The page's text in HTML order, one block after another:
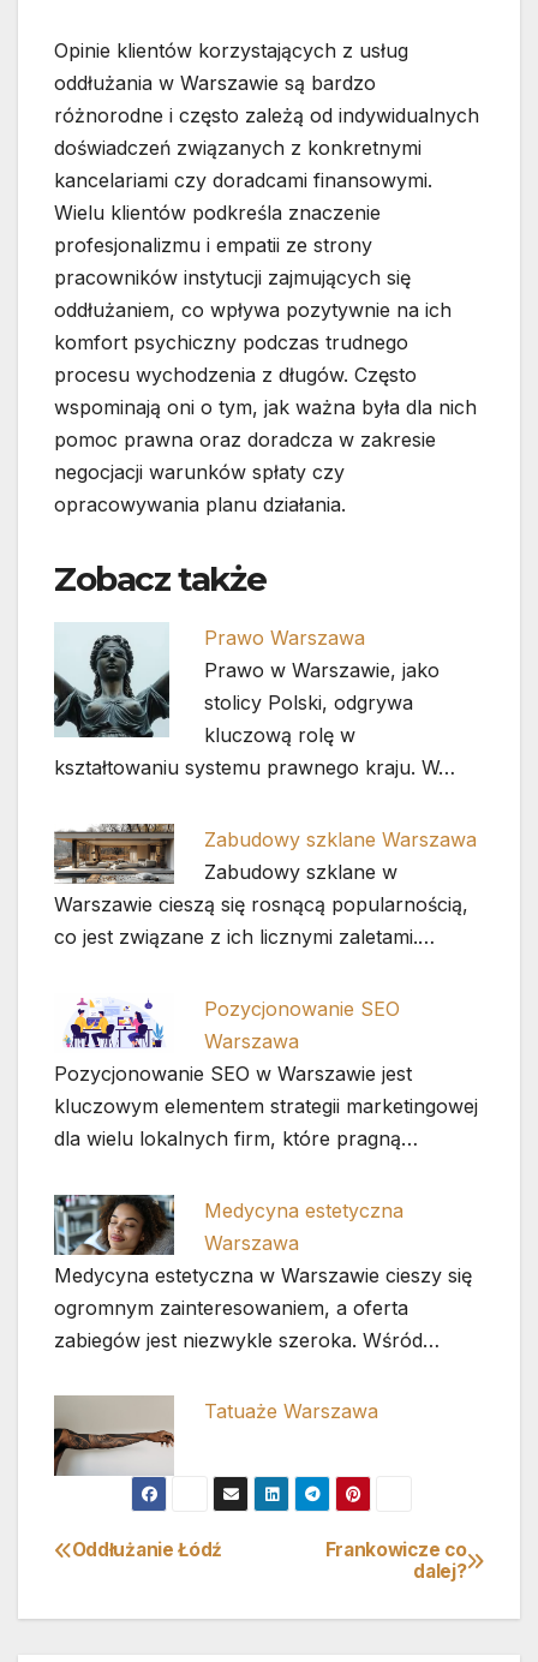
Opinie klientów korzystających z usług
oddłużania w Warszawie są bardzo
różnorodne i często zależą od indywidualnych
doświadczeń związanych z konkretnymi
kancelariami czy doradcami finansowymi.
Wielu klientów podkreśla znaczenie
profesjonalizmu i empatii ze strony
pracowników instytucji zajmujących się
oddłużaniem, co wpływa pozytywnie na ich
komfort psychiczny podczas trudnego
procesu wychodzenia z długów. Często
wspominają oni o tym, jak ważna była dla nich
pomoc prawna oraz doradcza w zakresie
negocjacji warunków spłaty czy
opracowywania planu działania.
Zobacz także
Prawo Warszawa
Prawo w Warszawie, jako
stolicy Polski, odgrywa
kluczową rolę w
kształtowaniu systemu prawnego kraju. W…
Zabudowy szklane Warszawa
Zabudowy szklane w
Warszawie cieszą się rosnącą popularnością,
co jest związane z ich licznymi zaletami.…
Pozycjonowanie SEO
Warszawa
Pozycjonowanie SEO w Warszawie jest
kluczowym elementem strategii marketingowej
dla wielu lokalnych firm, które pragną…
Medycyna estetyczna
Warszawa
Medycyna estetyczna w Warszawie cieszy się
ogromnym zainteresowaniem, a oferta
zabiegów jest niezwykle szeroka. Wśród…
Tatuaże Warszawa
Nawigacja
wpisu
Frankowicze co
dalej?
Oddłużanie Łódź